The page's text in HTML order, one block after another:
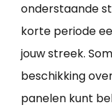
onderstaande
korte periode
jouw streek.
beschikking
panelen kunt